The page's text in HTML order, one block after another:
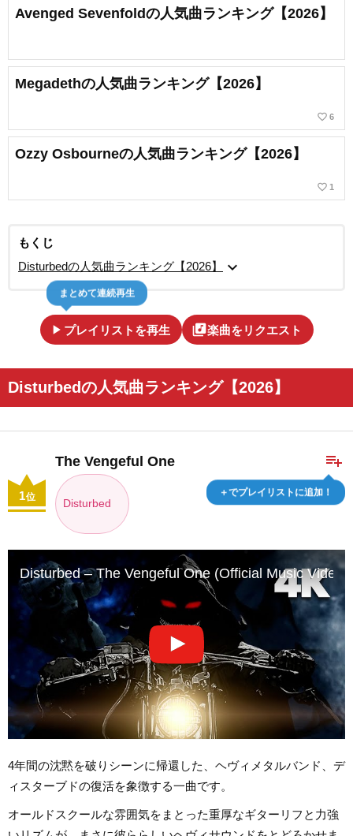
Avenged Sevenfoldの人気曲ランキング【2026】
Megadethの人気曲ランキング【2026】
favorite_border 6
Ozzy Osbourneの人気曲ランキング【2026】
favorite_border 1
もくじ
Disturbedの人気曲ランキング【2026】
expand_more
play_arrow プレイリストを再生
まとめて連続再生
library_music楽曲をリクエスト
Disturbedの人気曲ランキング【2026】
playlist_add
＋でプレイリストに追加！
The Vengeful One
Disturbed
1位
Disturbed – The Vengeful One (Official Music
4年間の沈黙を破りシーンに帰還した、ヘヴィメタルバンド、デ
ィスターブドの復活を象徴する一曲です。
オールドスクールな雰囲気をまとった重厚なギターリフと力強